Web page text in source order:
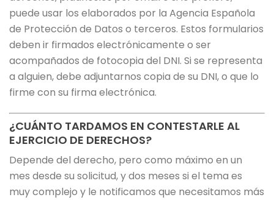
puede usar los elaborados por la Agencia Española
de Protección de Datos o terceros. Estos formularios
deben ir firmados electrónicamente o ser
acompañados de fotocopia del DNI. Si se representa
a alguien, debe adjuntarnos copia de su DNI, o que lo
firme con su firma electrónica.
¿CUÁNTO TARDAMOS EN CONTESTARLE AL
EJERCICIO DE DERECHOS?
Depende del derecho, pero como máximo en un
mes desde su solicitud, y dos meses si el tema es
muy complejo y le notificamos que necesitamos más